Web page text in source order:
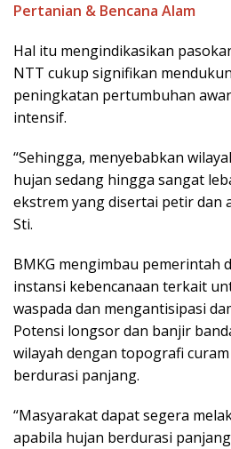
Pertanian & Bencana Alam
Hal itu mengindikasikan
NTT cukup signifikan
peningkatan pertumbuhan
intensif.
“Sehingga, menyebabkan
hujan sedang hingga sangat
ekstrem yang disertai petir dan
Sti.
BMKG mengimbau pemerintah
instansi kebencanaan terkait
waspada dan mengantisipasi
Potensi longsor dan banjir
wilayah dengan topografi
berdurasi panjang.
“Masyarakat dapat segera
apabila hujan berdurasi